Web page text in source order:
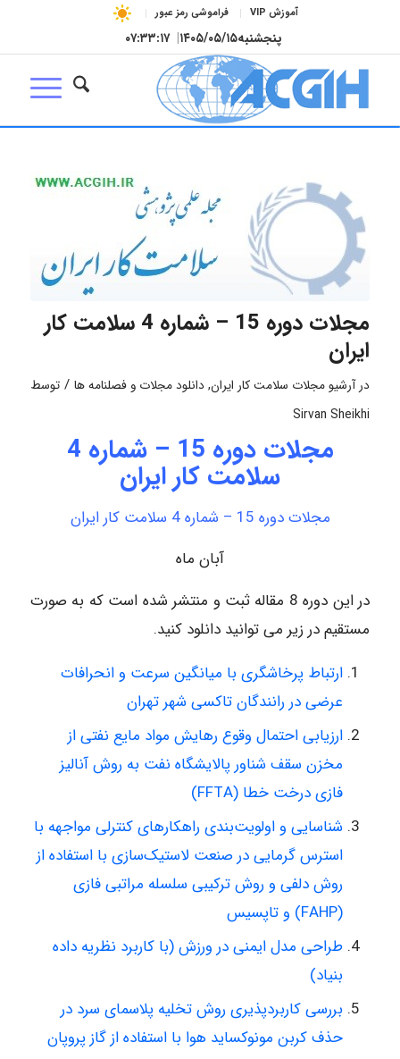
آموزش VIP فراموشی رمز عبور
پنجشنبه۱۴۰۵/۰۵/۱۵| ۰۷:۳۳:۱۸
مجلات دوره 15 – شماره 4 سلامت کار
ایران
درآرشیو مجلات سلامت کار ایران,دانلود مجلات و فصلنامه ها / توسط
Sirvan Sheikhi
مجلات دوره 15 – شماره 4
سلامت کار ایران
مجلات دوره 15 – شماره 4 سلامت کار ایران
آبان ماه
در این دوره 8 مقاله ثبت و منتشر شده است که به صورت
مستقیم در زیر می توانید دانلود کنید.
ارتباط پرخاشگری با میانگین سرعت و انحرافات
عرضی در رانندگان تاکسی شهر تهران
ارزیابی احتمال وقوع رهایش مواد مایع نفتی از
مخزن سقف شناور پالایشگاه نفت به روش آنالیز
فازی درخت خطا (FFTA)
شناسایی و اولویت‌بندی راهکارهای کنترلی مواجهه با
استرس گرمایی در صنعت لاستیک‌سازی با استفاده از
روش دلفی و روش ترکیبی سلسله مراتبی فازی
(FAHP) و تاپسیس
طراحی مدل ایمنی در ورزش (با کاربرد نظریه داده
بنیاد)
بررسی کاربردپذیری روش تخلیه پلاسمای سرد در
حذف کربن مونوکساید هوا با استفاده از گاز پروپان